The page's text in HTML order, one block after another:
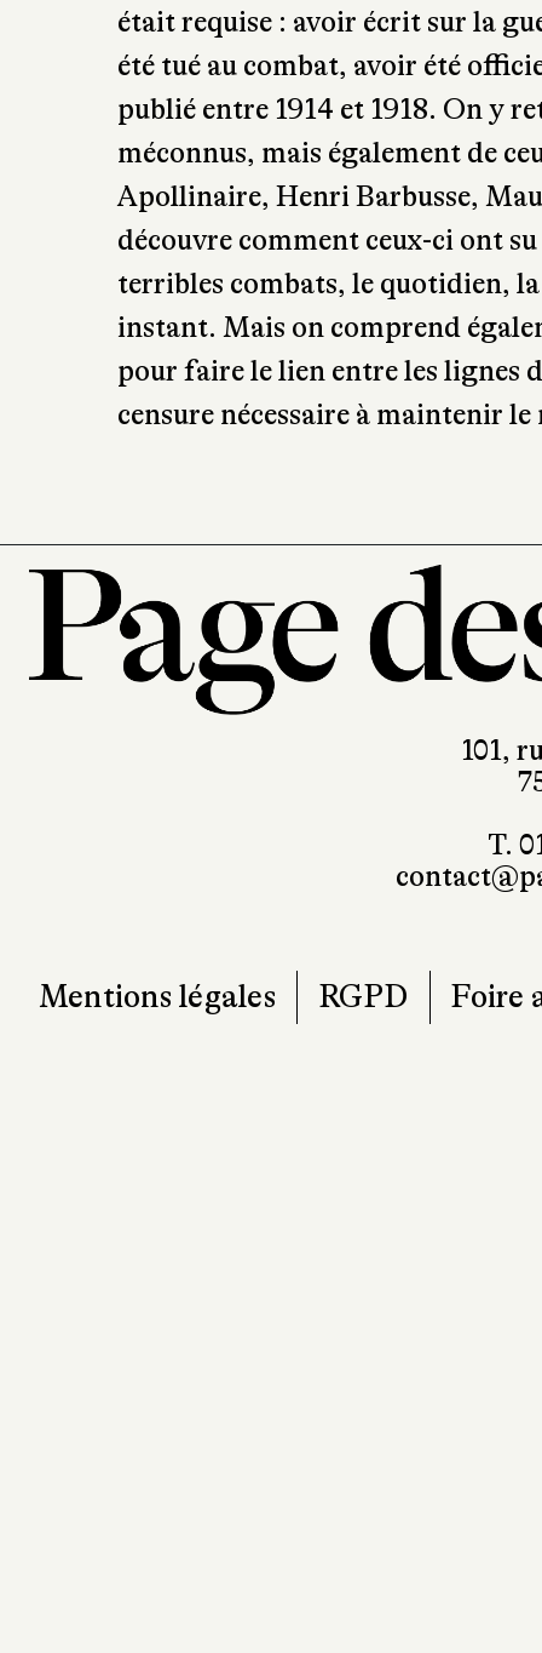
civile. Il n’en reste pas moins
amenées à se côtoyer au
auparavant. À côté de l’étude
Beaupré s’est intéressé aux
analysé 1287 noms d’écrivains,
Pour ce faire, il a estimé qu’au
était requise : avoir écrit sur la
été tué au combat, avoir été
publié entre 1914 et 1918. On y
méconnus, mais également de
terribles combats, le quotidien,
instant. Mais on comprend
pour faire le lien entre les lignes
censure nécessaire à maintenir
101,